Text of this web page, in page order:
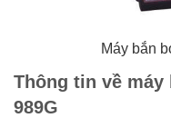
Máy bắn
Thông tin về máy
989G